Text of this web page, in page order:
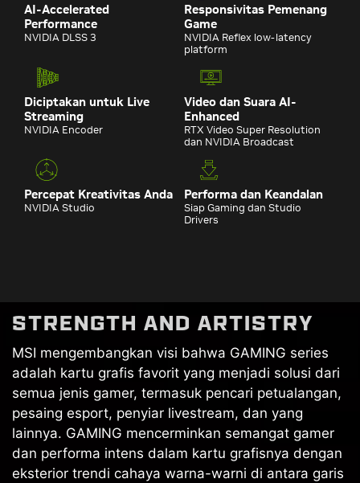
AI-Accelerated
Performance
NVIDIA DLSS 3
Responsivitas Pemenang
Game
NVIDIA Reflex low-latency
platform
Diciptakan untuk Live
Streaming
NVIDIA Encoder
Video dan Suara AI-
Enhanced
RTX Video Super Resolution
dan NVIDIA Broadcast
Percepat Kreativitas Anda
NVIDIA Studio
Performa dan Keandalan
Siap Gaming dan Studio
Drivers
STRENGTH AND ARTISTRY
MSI mengembangkan visi bahwa GAMING series
adalah kartu grafis favorit yang menjadi solusi dari
semua jenis gamer, termasuk pencari petualangan,
pesaing esport, penyiar livestream, dan yang
lainnya. GAMING mencerminkan semangat gamer
dan performa intens dalam kartu grafisnya dengan
eksterior trendi cahaya warna-warni di antara garis